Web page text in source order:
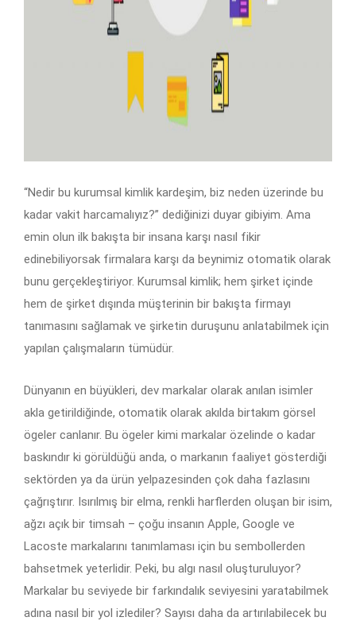
“Nedir bu kurumsal kimlik kardeşim, biz neden üzerinde bu
kadar vakit harcamalıyız?” dediğinizi duyar gibiyim. Ama
emin olun ilk bakışta bir insana karşı nasıl fikir
edinebiliyorsak firmalara karşı da beynimiz otomatik olarak
bunu gerçekleştiriyor. Kurumsal kimlik; hem şirket içinde
hem de şirket dışında müşterinin bir bakışta firmayı
tanımasını sağlamak ve şirketin duruşunu anlatabilmek için
yapılan çalışmaların tümüdür.
Dünyanın en büyükleri, dev markalar olarak anılan isimler
akla getirildiğinde, otomatik olarak akılda birtakım görsel
ögeler canlanır. Bu ögeler kimi markalar özelinde o kadar
baskındır ki görüldüğü anda, o markanın faaliyet gösterdiği
sektörden ya da ürün yelpazesinden çok daha fazlasını
çağrıştırır. Isırılmış bir elma, renkli harflerden oluşan bir isim,
ağzı açık bir timsah – çoğu insanın Apple, Google ve
Lacoste markalarını tanımlaması için bu sembollerden
bahsetmek yeterlidir. Peki, bu algı nasıl oluşturuluyor?
Markalar bu seviyede bir farkındalık seviyesini yaratabilmek
adına nasıl bir yol izlediler? Sayısı daha da artırılabilecek bu